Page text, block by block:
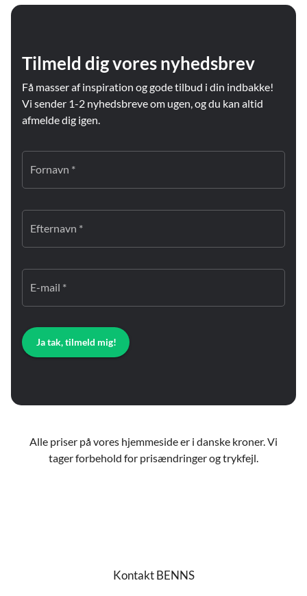
Tilmeld dig vores nyhedsbrev
Få masser af inspiration og gode tilbud i din indbakke!
Vi sender 1-2 nyhedsbreve om ugen, og du kan altid
afmelde dig igen.
Fornavn *
Efternavn *
E-mail *
Ja tak, tilmeld mig!
Alle priser på vores hjemmeside er i danske kroner. Vi
tager forbehold for prisændringer og trykfejl.
Kontakt BENNS